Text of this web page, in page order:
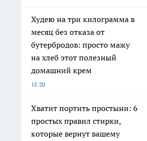
Худею на три килограмма в
месяц без отказа от
бутербродов: просто мажу
на хлеб этот полезный
домашний крем
15:20
Хватит портить простыни: 6
простых правил стирки,
которые вернут вашему